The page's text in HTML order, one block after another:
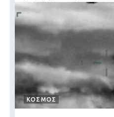
ΚΟΣΜΟΣ